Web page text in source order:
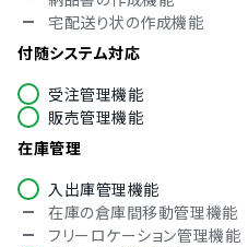
英語
韓国語
タイ語
宅配送り状の作成機能
付随システム対応
受注管理機能
販売管理機能
在庫管理
入出庫管理機能
在庫の倉庫間移動管理機能
フリーロケーション管理機能